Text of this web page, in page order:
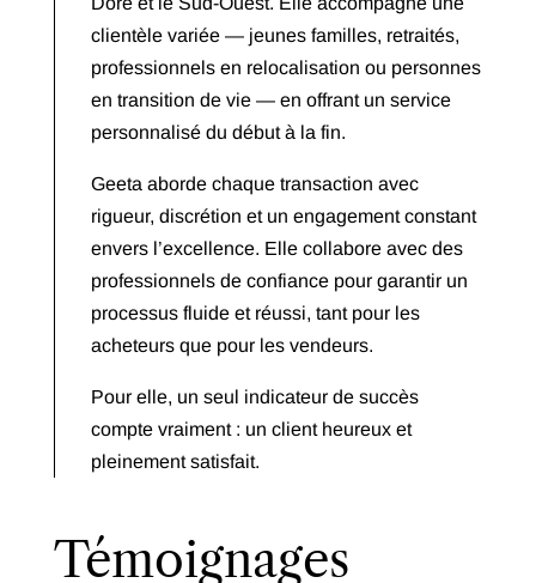
clientèle variée — jeunes familles, retraités,
professionnels en relocalisation ou personnes
en transition de vie — en offrant un service
personnalisé du début à la fin.
Geeta aborde chaque transaction avec
rigueur, discrétion et un engagement constant
envers l’excellence. Elle collabore avec des
professionnels de confiance pour garantir un
processus fluide et réussi, tant pour les
acheteurs que pour les vendeurs.
Pour elle, un seul indicateur de succès
compte vraiment : un client heureux et
pleinement satisfait.
Témoignages